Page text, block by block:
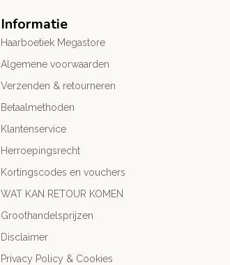
Informatie
Haarboetiek Megastore
Algemene voorwaarden
Verzenden & retourneren
Betaalmethoden
Klantenservice
Herroepingsrecht
Kortingscodes en vouchers
WAT KAN RETOUR KOMEN
Groothandelsprijzen
Disclaimer
Privacy Policy & Cookies